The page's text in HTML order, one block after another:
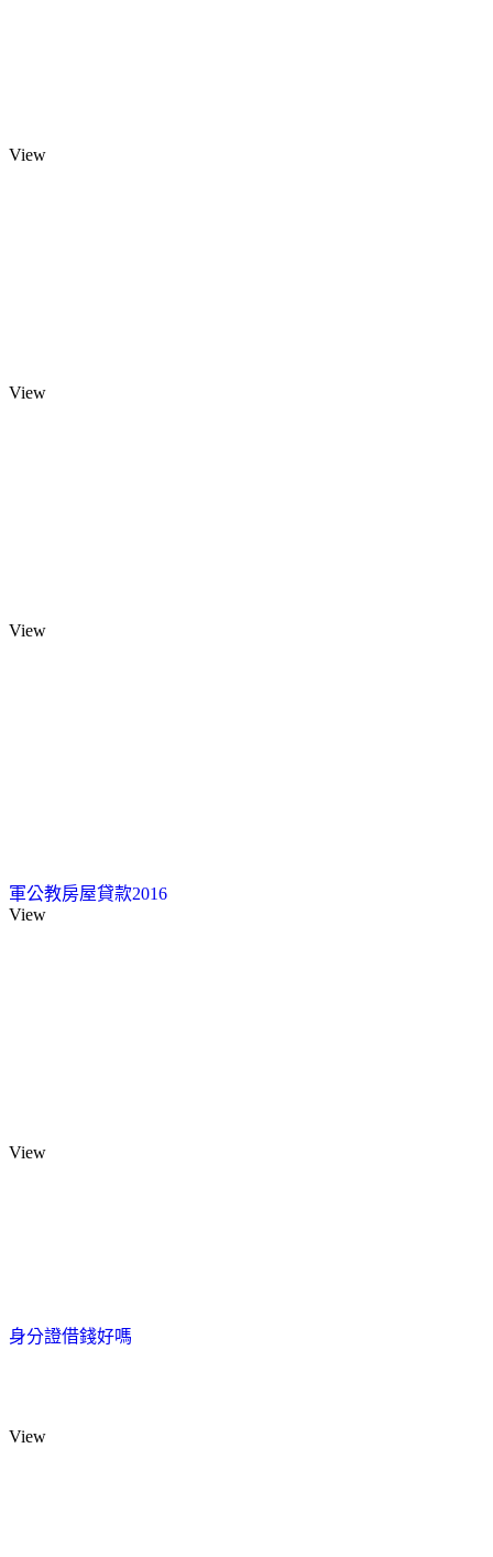
View
View
View
軍公教房屋貸款2016
View
View
身分證借錢好嗎
View